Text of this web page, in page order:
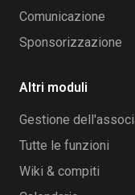
Comunicazione
Sponsorizzazione
Altri moduli
Gestione
Tutte le funzioni
Wiki & compiti